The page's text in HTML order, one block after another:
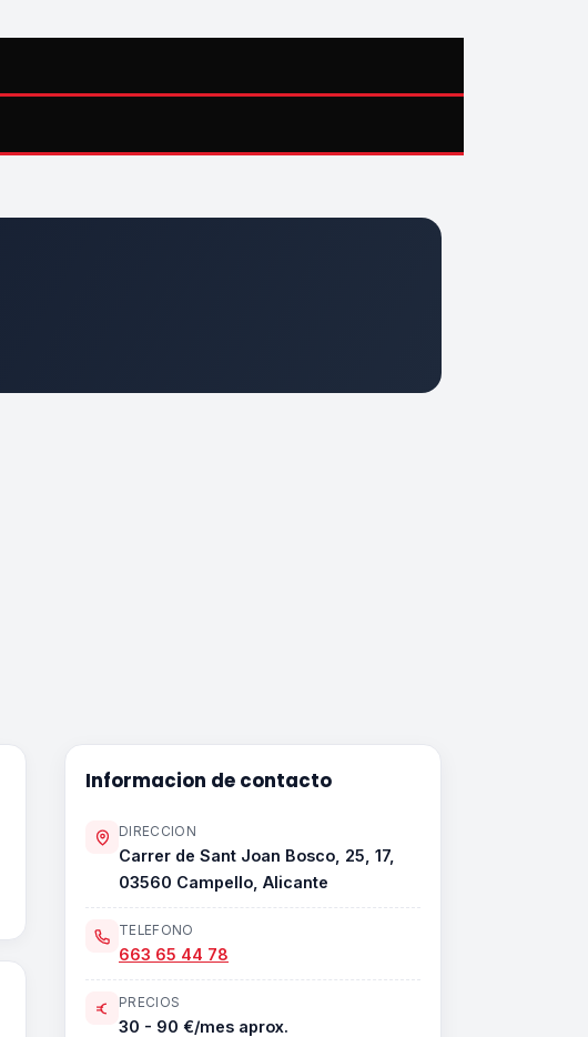
Informacion de contacto
DIRECCION
Carrer de Sant Joan Bosco, 25, 17,
03560 Campello, Alicante
TELEFONO
663 65 44 78
PRECIOS
30 - 90 €/mes aprox.